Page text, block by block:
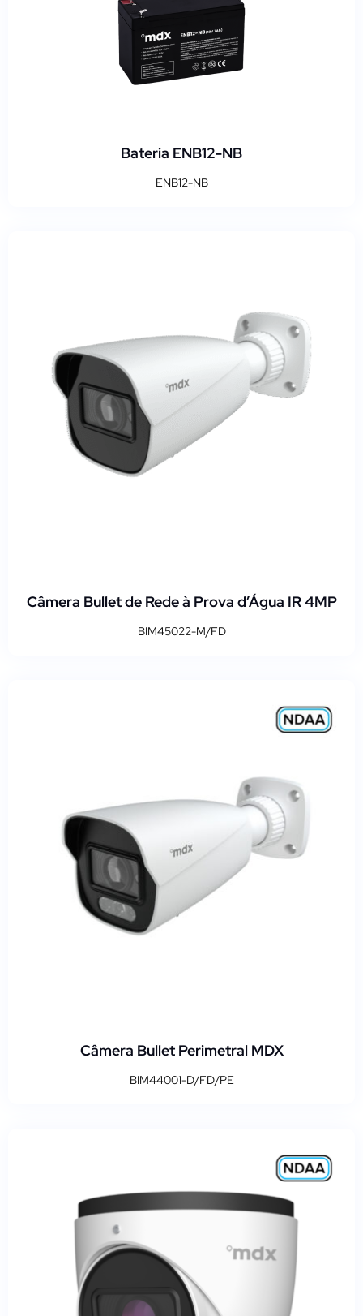
Bateria ENB12-NB
ENB12-NB
Câmera Bullet de Rede à Prova d’Água IR 4MP
BIM45022-M/FD
Câmera Bullet Perimetral MDX
BIM44001-D/FD/PE